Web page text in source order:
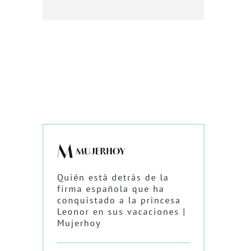
Quién está detrás de la
firma española que ha
conquistado a la princesa
Leonor en sus vacaciones |
Mujerhoy